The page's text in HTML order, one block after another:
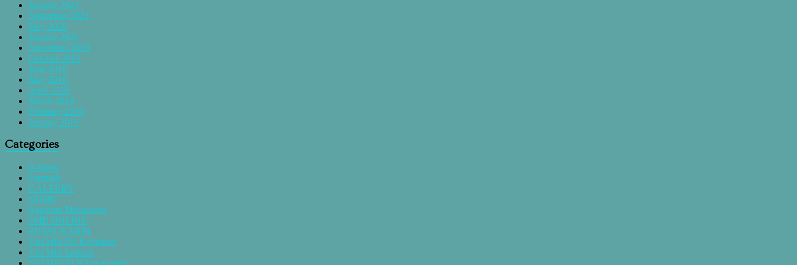
January 2022
September 2021
May 2020
January 2020
November 2019
October 2019
June 2019
May 2019
April 2019
March 2019
February 2019
January 2019
Categories
E-Book
Formulir
GALERRY
HOME
Kegiatan Mahasiswa
PMB ONLINE
PUSAT KARIR
Visi Misi D3 Kebidnan
Visi Misi Institusi
Visi Misi S1 Keperawatan